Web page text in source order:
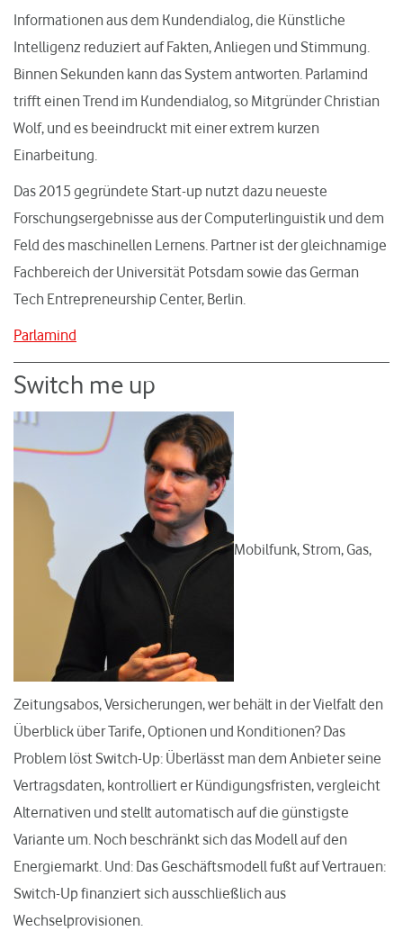
Informationen aus dem Kundendialog, die Künstliche
Intelligenz reduziert auf Fakten, Anliegen und Stimmung.
Binnen Sekunden kann das System antworten. Parlamind
trifft einen Trend im Kundendialog, so Mitgründer Christian
Wolf, und es beeindruckt mit einer extrem kurzen
Einarbeitung.
Das 2015 gegründete Start-up nutzt dazu neueste
Forschungsergebnisse aus der Computerlinguistik und dem
Feld des maschinellen Lernens. Partner ist der gleichnamige
Fachbereich der Universität Potsdam sowie das German
Tech Entrepreneurship Center, Berlin.
Parlamind
Switch me up
Mobilfunk, Strom, Gas,
Zeitungsabos, Versicherungen, wer behält in der Vielfalt den
Überblick über Tarife, Optionen und Konditionen? Das
Problem löst Switch-Up: Überlässt man dem Anbieter seine
Vertragsdaten, kontrolliert er Kündigungsfristen, vergleicht
Alternativen und stellt automatisch auf die günstigste
Variante um. Noch beschränkt sich das Modell auf den
Energiemarkt. Und: Das Geschäftsmodell fußt auf Vertrauen:
Switch-Up finanziert sich ausschließlich aus
Wechselprovisionen.